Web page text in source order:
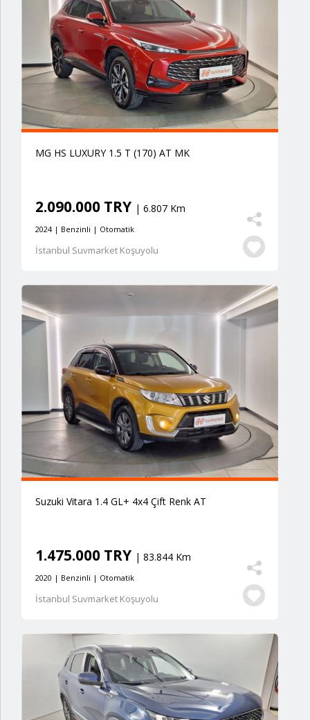
MG HS LUXURY 1.5 T (170) AT MK
2.090.000 TRY | 6.807 Km
2024 | Benzinli | Otomatik
İstanbul Suvmarket Koşuyolu
Suzuki Vitara 1.4 GL+ 4x4 Çift Renk AT
1.475.000 TRY | 83.844 Km
2020 | Benzinli | Otomatik
İstanbul Suvmarket Koşuyolu